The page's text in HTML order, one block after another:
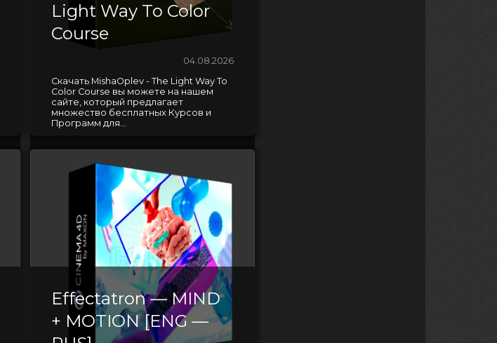
Light Way To Color
Course
04.08.2026
Скачать MishaOplev - The Light Way To
Color Course вы можете на нашем
сайте, который предлагает
множество бесплатных Курсов и
Программ для...
Effectatron — MIND
+ MOTION [ENG —